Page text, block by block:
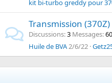
kit bi-turbo greddy pour
Transmission (370Z)
Discussions 3 Messages 60
Huile de BVA2/6/22